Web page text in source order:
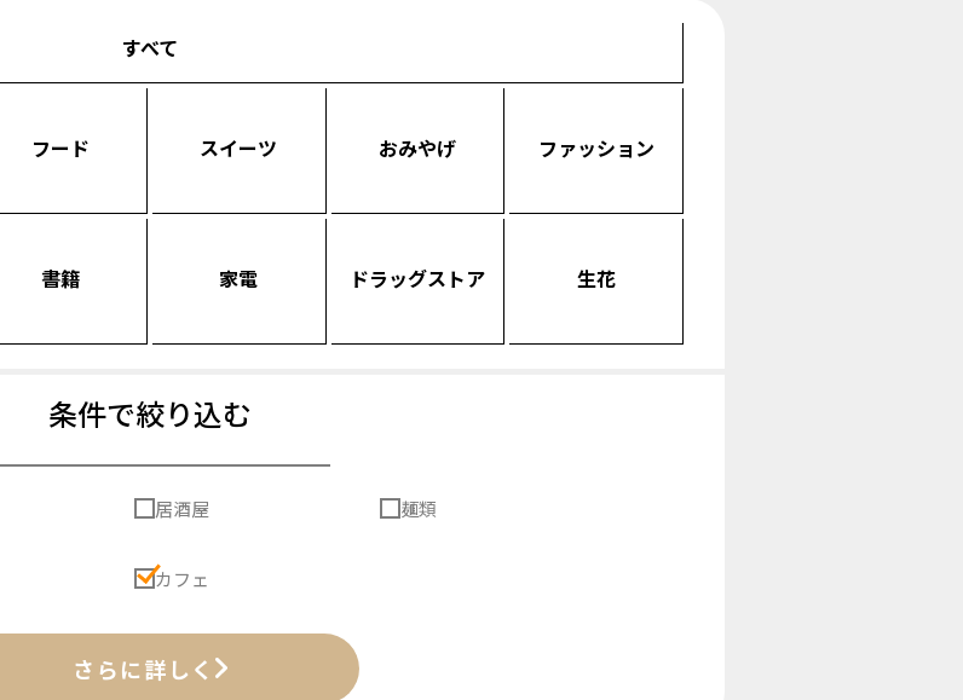
すべて
フード スイーツ おみやげ ファッション
書籍 家電 ドラッグストア 生花
条件で絞り込む
居酒屋 麺類
カフェ
さらに詳しく